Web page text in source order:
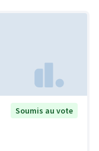
Soumis au vote